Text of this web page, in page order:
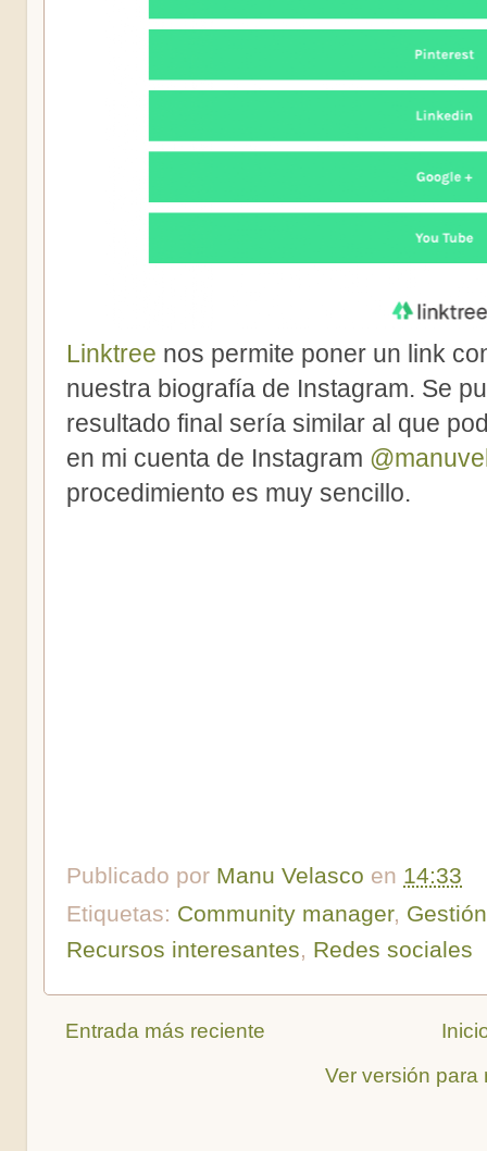
Linktree nos permite poner un link
nuestra biografía de Instagram. Se
resultado final sería similar al que
en mi cuenta de Instagram
procedimiento es muy sencillo.
Publicado por Manu Velasco en 14:33
Etiquetas: Community manager,
Recursos interesantes, Redes sociales
Entrada más reciente
Ver versión para